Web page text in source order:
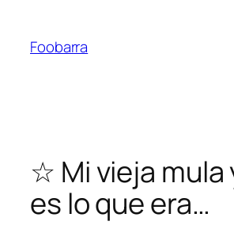
contenido
Foobarra
☆ Mi vieja mula
es lo que era…